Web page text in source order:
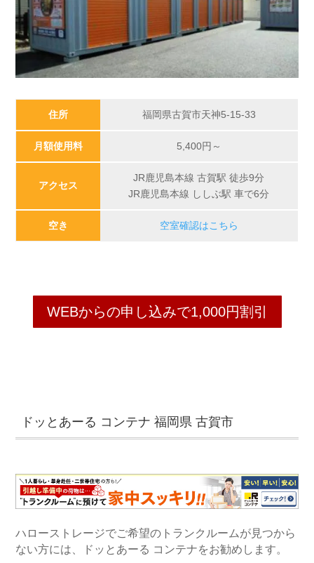
住所 福岡県古賀市天神5-15-33
月額使用料 5,400円～
アクセス
JR鹿児島本線 古賀駅 徒歩9分
JR鹿児島本線 ししぶ駅 車で6分
空き 空室確認はこちら
WEBからの申し込みで1,000円割引
ドッとあーる コンテナ 福岡県 古賀市
ハローストレージでご希望のトランクルームが見つから
ない方には、ドッとあーる コンテナをお勧めします。